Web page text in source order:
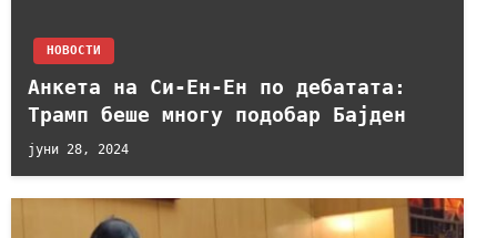
НОВОСТИ
Анкета на Си-Ен-Ен по дебатата:
Трамп беше многу подобар Бајден
јуни 28, 2024